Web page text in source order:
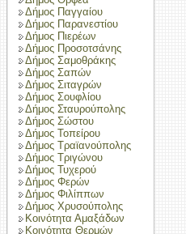
Δήμος Παγγαίου
Δήμος Παρανεστίου
Δήμος Πιερέων
Δήμος Προσοτσάνης
Δήμος Σαμοθράκης
Δήμος Σαπών
Δήμος Σιταγρών
Δήμος Σουφλίου
Δήμος Σταυρούπολης
Δήμος Σώστου
Δήμος Τοπείρου
Δήμος Τραϊανούπολης
Δήμος Τριγώνου
Δήμος Τυχερού
Δήμος Φερών
Δήμος Φιλίππων
Δήμος Χρυσούπολης
Κοινότητα Αμαξάδων
Κοινότητα Θερμών